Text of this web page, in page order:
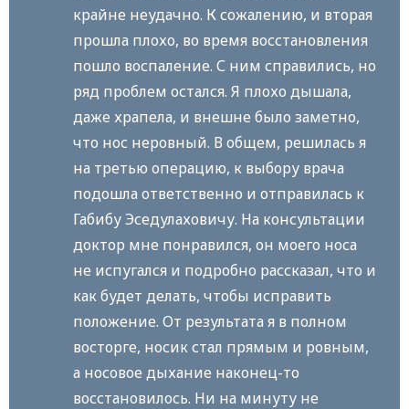
крайне неудачно. К сожалению, и вторая
прошла плохо, во время восстановления
пошло воспаление. С ним справились, но
ряд проблем остался. Я плохо дышала,
даже храпела, и внешне было заметно,
что нос неровный. В общем, решилась я
на третью операцию, к выбору врача
подошла ответственно и отправилась к
Габибу Эседулаховичу. На консультации
доктор мне понравился, он моего носа
не испугался и подробно рассказал, что и
как будет делать, чтобы исправить
положение. От результата я в полном
восторге, носик стал прямым и ровным,
а носовое дыхание наконец-то
восстановилось. Ни на минуту не